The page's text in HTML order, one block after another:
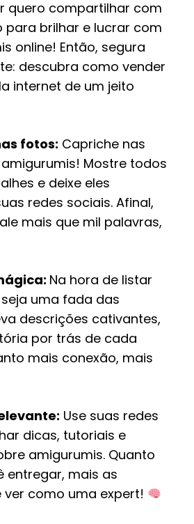
quero compartilhar com
para brilhar e lucrar com
online! Então, segura
descubra como vender
internet de um jeito
fotos: Capriche nas
Mostre todos
e deixe eles
redes sociais. Afinal,
mais que mil palavras,
Na hora de listar
uma fada das
descrições cativantes,
por trás de cada
mais conexão, mais
Use suas redes
dicas, tutoriais e
amigurumis. Quanto
entregar, mais as
como uma expert!